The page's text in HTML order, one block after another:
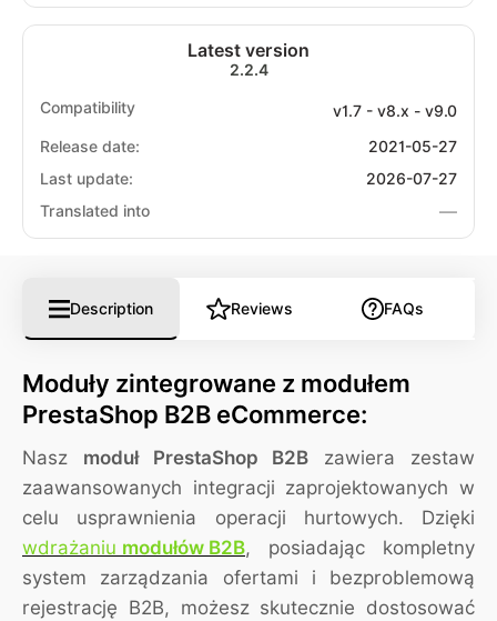
Latest version
2.2.4
Compatibility
v1.7 - v8.x - v9.0
Release date:
2021-05-27
Last update:
2026-07-27
Translated into
—
Description Reviews FAQs
Moduły zintegrowane z modułem
PrestaShop B2B eCommerce:
Nasz moduł PrestaShop B2B zawiera zestaw
zaawansowanych integracji zaprojektowanych w
celu usprawnienia operacji hurtowych. Dzięki
wdrażaniu modułów B2B, posiadając kompletny
system zarządzania ofertami i bezproblemową
rejestrację B2B, możesz skutecznie dostosować